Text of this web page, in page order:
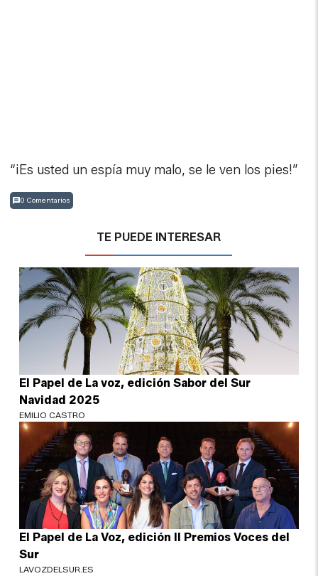
“¡Es usted un espía muy malo, se le ven los pies!”
0 Comentarios
TE PUEDE INTERESAR
El Papel de La voz, edición Sabor del Sur
Navidad 2025
EMILIO CASTRO
El Papel de La Voz, edición II Premios Voces del
Sur
LAVOZDELSUR.ES